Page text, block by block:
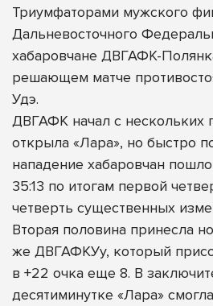
Триумфаторами мужского
Дальневосточного
хабаровчане ДВГАФК-
решающем матче
Удэ.
ДВГАФК начал с нескольких
открыла «Лара», но быстро
нападение хабаровчан
35:13 по итогам первой
четверть существенных
Вторая половина принесла
же ДВГАФКУу, который
в +22 очка еще 8. В
десятиминутке «Лара»